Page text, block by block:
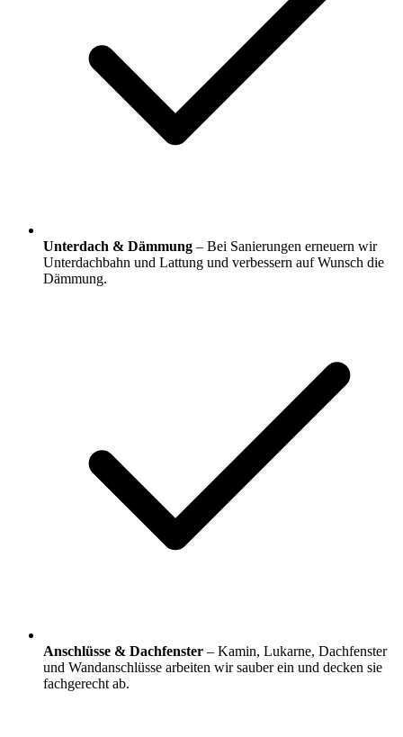
Unterdach & Dämmung – Bei Sanierungen erneuern wir
Unterdachbahn und Lattung und verbessern auf Wunsch die
Dämmung.
Anschlüsse & Dachfenster – Kamin, Lukarne, Dachfenster
und Wandanschlüsse arbeiten wir sauber ein und decken sie
fachgerecht ab.